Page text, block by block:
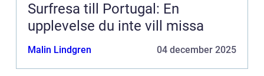
Surfresa till Portugal: En
upplevelse du inte vill missa
Malin Lindgren 04 december 2025